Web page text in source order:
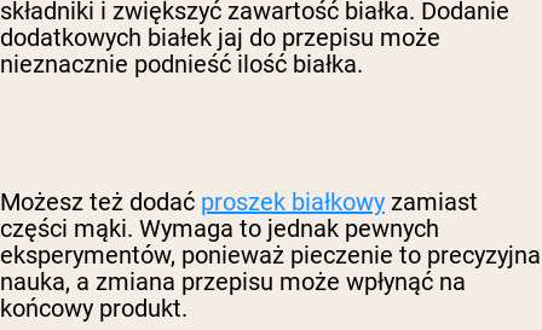
składniki i zwiększyć zawartość białka. Dodanie
dodatkowych białek jaj do przepisu może
nieznacznie podnieść ilość białka.
Możesz też dodać proszek białkowy zamiast
części mąki. Wymaga to jednak pewnych
eksperymentów, ponieważ pieczenie to precyzyjna
nauka, a zmiana przepisu może wpłynąć na
końcowy produkt.